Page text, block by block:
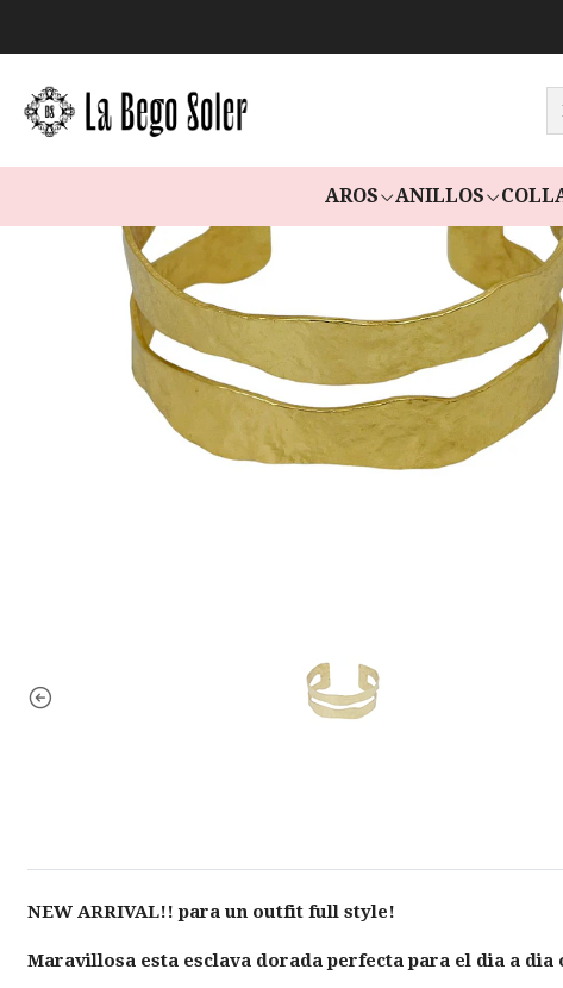
AROS ANILLOS
NEW ARRIVAL!! para un outfit full style!
Maravillosa esta esclava dorada perfecta para el dia a